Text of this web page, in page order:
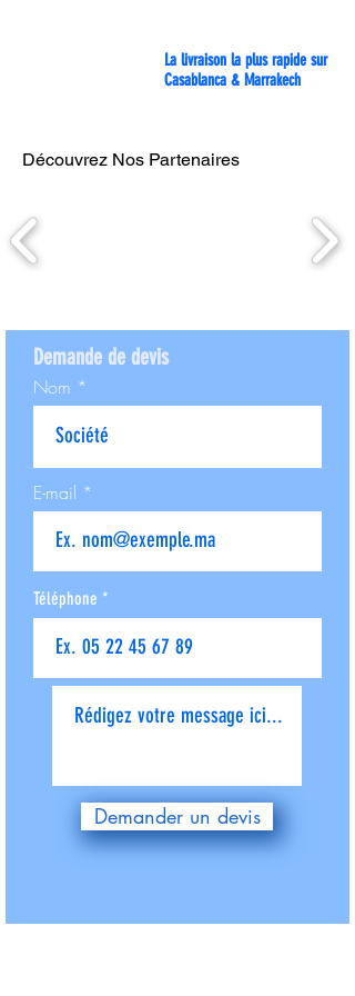
La livraison la plus rapide sur
Casablanca & Marrakech
Découvrez Nos Partenaires
Demande de devis
Nom
E-mail
Téléphone
Demander un devis